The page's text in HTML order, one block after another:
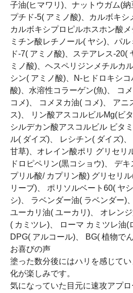
子油(ヒマワリ)、ナットウガム(
プチド-5( アミノ酸)、カルボキシ
カルボキシプロピルホスホン酸
ミチン酸レチノール( ヤシ)、パ
ド-7( アミノ酸)、ステアレス-20(
ミノ酸)、ヘスペリジンメチルカ
シン( アミノ酸)、N-ヒドロキシ
酸)、水溶性コラーゲン(魚)、 コ
コメ)、 コメヌカ油( コメ)、 アニ
ス)、 リン酸アスコルビルMg(ビ
シルデカン酸アスコルビル ビタ
ル( ダイズ)、 レシチン( ダイズ)
甘草)、オレイン酸ポリ グリセリ
ドロピペリン(黒コショウ)、 デ
プリル酸/ カプリン酸) グリセリ
リーブ)、 ポリソルベート60( ヤ
シ)、 ラベンダー油( ラベンダー)
ユーカリ油( ユーカリ)、 オレン
( カミツレ)、 ローマ カミツレ油(
DPG( アルコール)、 BG( 植物で
お喜びの声
塗った数分後にはハリを感じて
化が楽しみです。
気になっていた目元に速攻アプ